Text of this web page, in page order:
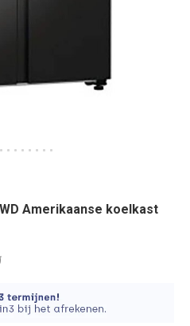
Amerikaanse koelkast